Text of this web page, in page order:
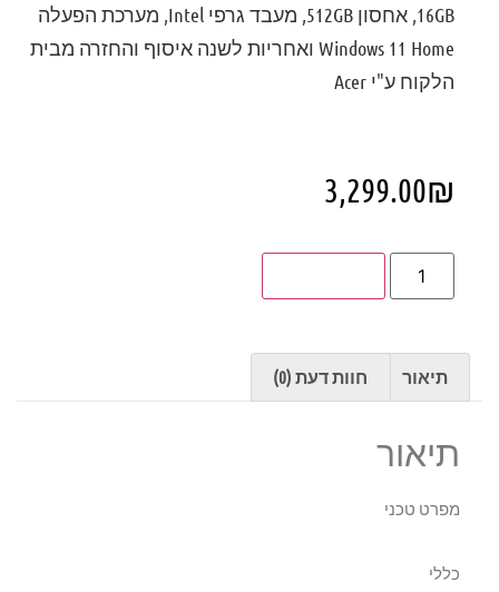
16GB, אחסון 512GB, מעבד גרפי Intel, מערכת הפעלה
Windows 11 Home ואחריות לשנה איסוף והחזרה מבית
הלקוח ע"י Acer
3,299.00₪
תיאור חוות דעת (0)
תיאור
מפרט טכני
כללי